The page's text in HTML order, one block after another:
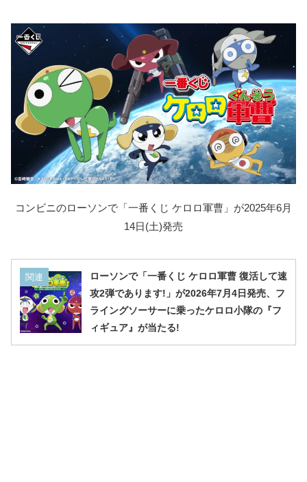
コンビニのローソンで「一番くじ ケロロ軍曹」が2025年6月
14日(土)発売
関連
ローソンで「一番くじ ケロロ軍曹 復活して速
攻2弾であります!」が2026年7月4日発売、フ
ライングソーサーに乗ったケロロ小隊の『フ
ィギュア』が当たる!